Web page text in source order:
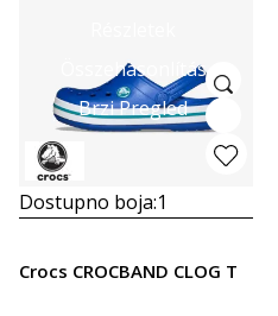
Összehasonlítás
Brzi Pregled
Dostupno boja:1
Crocs CROCBAND CLOG T